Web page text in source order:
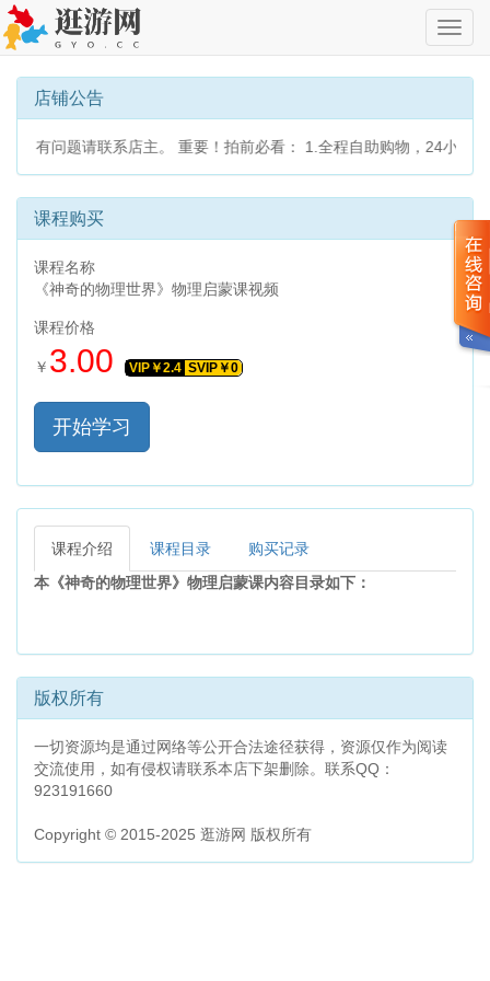
切
换
导
店铺公告
，有问题请联系店主。 重要！拍前必看： 1.全程自助购物，24小时
课程购买
课程名称
《神奇的物理世界》物理启蒙课视频
课程价格
￥ 3.00 VIP￥2.4 SVIP￥0
课程介绍 课程目录
购买记录
本《神奇的物理世界》物理启蒙课内容目录如下：
版权所有
一切资源均是通过网络等公开合法途径获得，资源仅作为阅读
交流使用，如有侵权请联系本店下架删除。联系QQ：
923191660
Copyright © 2015-2025 逛游网 版权所有